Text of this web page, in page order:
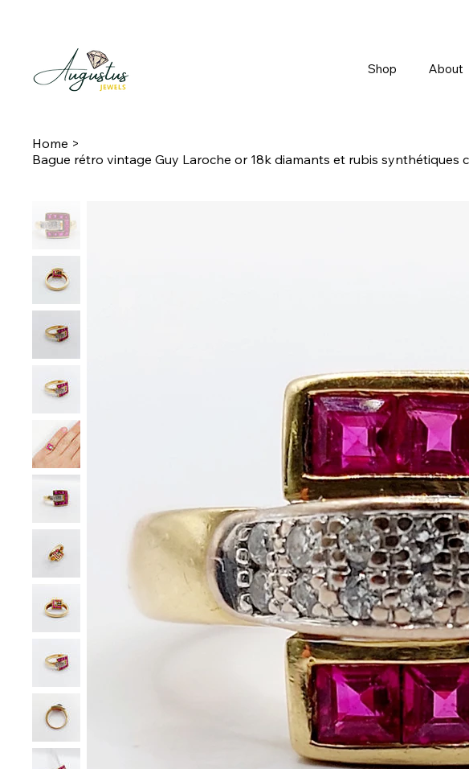
Shop About
Home >
Bague rétro vintage Guy Laroche or 18k diamants et rubis synthétiques